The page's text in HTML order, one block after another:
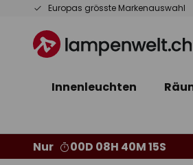
Europas grösste Markenauswahl
Zum
springen
Innenleuchten
Nur
00D 08H 40M 14S